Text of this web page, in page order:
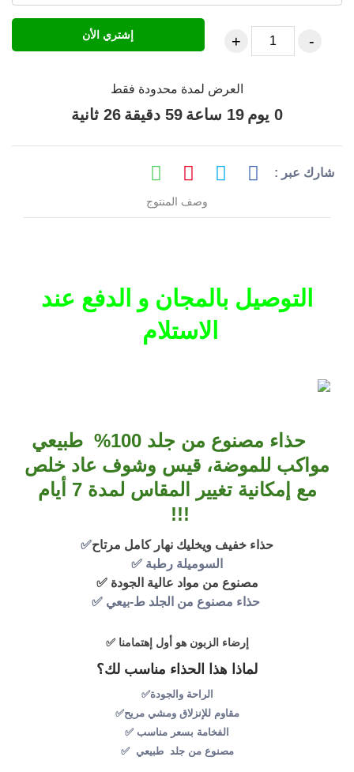
إشتري الأن
العرض لمدة محدودة فقط
0 يوم 19 ساعة 59 دقيقة 26 ثانية
شارك عبر :
وصف المنتوج
الاستلام
حذاء مصنوع من جلد 100% طبيعي
مواكب للموضة، قيس وشوف عاد خلص
مع إمكانية تغيير المقاس لمدة 7 أيام
!!!
حذاء خفيف ويخليك نهار كامل مرتاح✅
السوميلة رطبة ✅
مصنوع من مواد عالية الجودة ✅
حذاء مصنوع من الجلد ط-بيعي ✅
إرضاء الزبون هو أول إهتمامنا ✅
لماذا هذا الحذاء مناسب لك؟
الراحة والجودة✅
مقاوم للإنزلاق ومشي مريح✅
الفخامة بسعر مناسب ✅
مصنوع من جلد طبيعي ✅